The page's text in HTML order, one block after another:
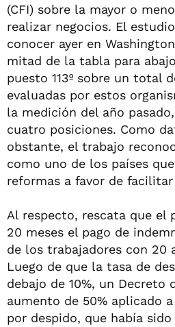
(CFI) sobre la mayor o
realizar negocios. El
conocer ayer en
mitad de la tabla para
puesto 113º sobre un total
evaluadas por estos
la medición del año
cuatro posiciones. Como
obstante, el trabajo
como uno de los países
reformas a favor de
Al respecto, rescata que el
20 meses el pago de
de los trabajadores con 20
Luego de que la tasa de
debajo de 10%, un Decreto
aumento de 50% aplicado
por despido, que había